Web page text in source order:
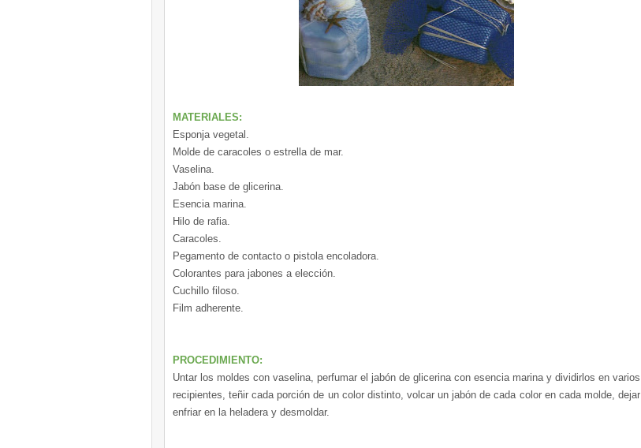
MATERIALES:
Esponja vegetal.
Molde de caracoles o estrella de mar.
Vaselina.
Jabón base de glicerina.
Esencia marina.
Hilo de rafia.
Caracoles.
Pegamento de contacto o pistola encoladora.
Colorantes para jabones a elección.
Cuchillo filoso.
Film adherente.
PROCEDIMIENTO:
Untar los moldes con vaselina, perfumar el jabón de glicerina con esencia marina y dividirlos en varios
recipientes, teñir cada porción de un color distinto, volcar un jabón de cada color en cada molde, dejar
enfriar en la heladera y desmoldar.